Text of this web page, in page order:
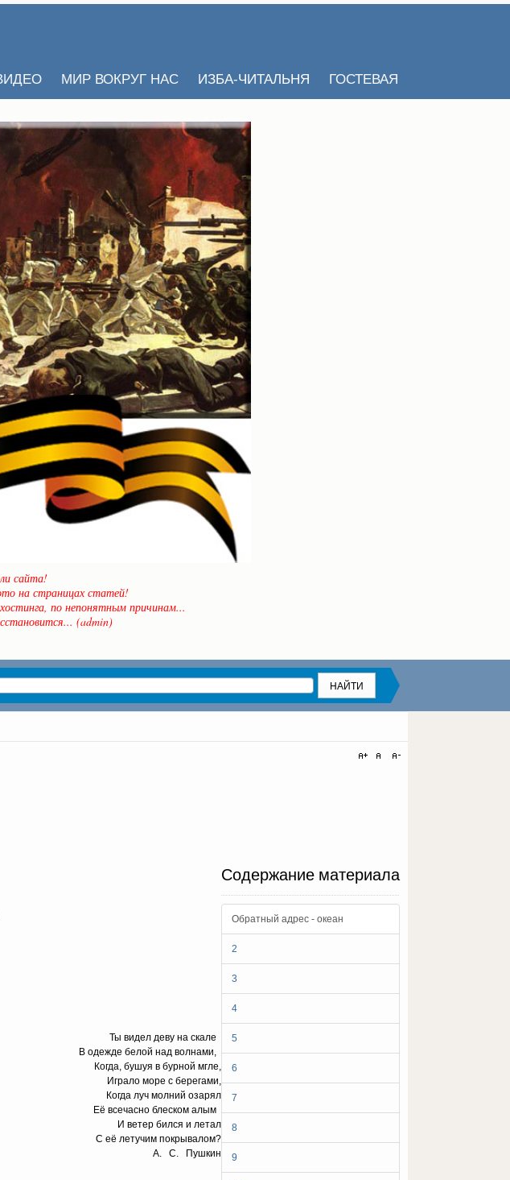
МИР ВОКРУГ НАС ИЗБА-ЧИТАЛЬНЯ ГОСТЕВАЯ
сайта!
на страницах статей!
по непонятным причинам...
(admin)
Содержание материала
Обратный адрес - океан
2
3
4
5
6
7
8
9
Ты видел деву на скале
В одежде белой над волнами,
Когда, бушуя в бурной мгле,
Играло море с берегами,
Когда луч молний озарял
Её всечасно блеском алым
И ветер бился и летал
С её летучим покрывалом?
А. С. Пушкин